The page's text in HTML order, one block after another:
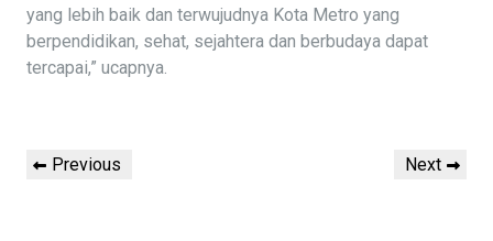
yang lebih baik dan terwujudnya Kota Metro yang
berpendidikan, sehat, sejahtera dan berbudaya dapat
tercapai,” ucapnya.
Navigasi
pos
Previous
Previous
Next
Next